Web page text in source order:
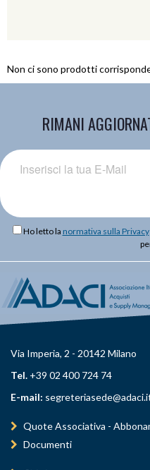
Non ci sono prodotti
RIMANI
Ho letto la normativa sulla Privacy
Via Imperia, 2 - 20142 Milano
Tel. +39 02 400 724 74
E-mail:
Quote Associativa -
Documenti